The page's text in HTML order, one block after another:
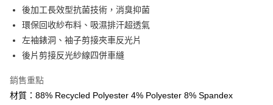
Google Pay
全盈+PAY
AFTEE先享後付
【關於「AFTEE先享後付」】
AFTEE先享後付是「在收到商品之後才付款」的支付方式。 讓您購物簡單
ATM付款
後加工長效型抗菌技術，消臭抑菌
環保回收紗布料、吸濕排汗超透氣
左袖錶洞、袖子剪接夾車反光片
後片剪接反光紗線四併車縫
銷售重點
材質：88% Recycled Polyester 4% Polyester 8% Spandex